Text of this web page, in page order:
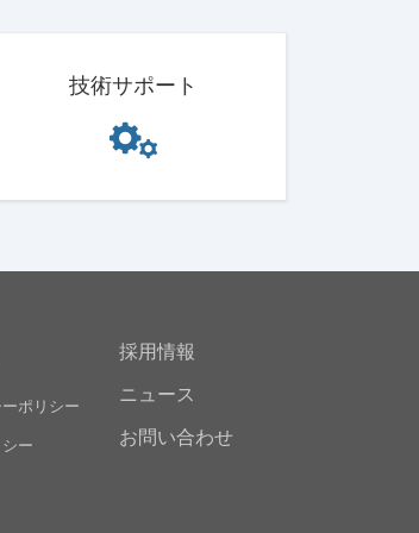
技術サポート
ポリシー
ー
採用情報
ニュース
お問い合わせ